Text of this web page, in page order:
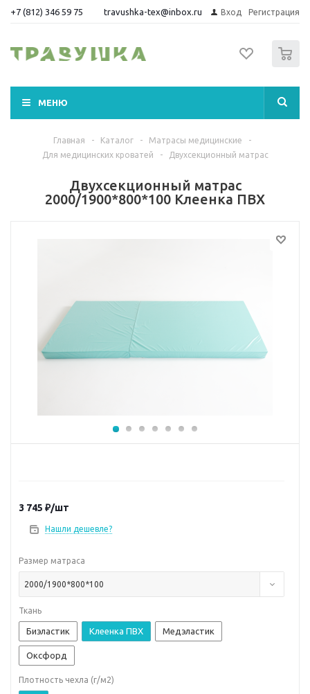
+7 (812) 346 59 75 travushka-tex@inbox.ru Вход Регистрация
МЕНЮ
Главная - Каталог - Матрасы медицинские
-
Для медицинских кроватей
- Двухсекционный матрас
Двухсекционный матрас
2000/1900*800*100 Клеенка ПВХ
3 745 ₽/шт
Нашли дешевле?
Размер матраса
2000/1900*800*100
Ткань
Биэластик Клеенка ПВХ Медэластик
Оксфорд
Плотность чехла (г/м2)